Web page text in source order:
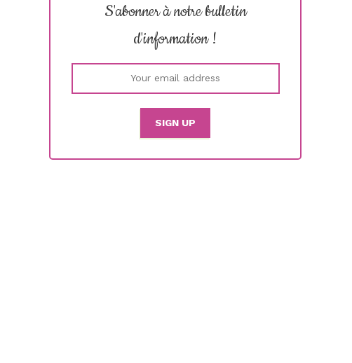
S'abonner à notre bulletin
d'information !